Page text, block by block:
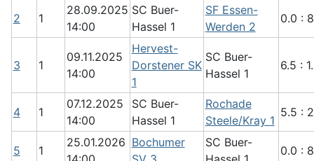
2 1
28.09.2025
14:00
SC Buer-
Hassel 1
SF Essen-
Werden 2
0.0 :
3 1
09.11.2025
14:00
Hervest-
Dorstener SK
1
SC Buer-
Hassel 1
6.5 :
4 1
07.12.2025
14:00
SC Buer-
Hassel 1
Rochade
Steele/Kray 1
5.5 :
5 1
25.01.2026 Bochumer
SC Buer-
0.0 :